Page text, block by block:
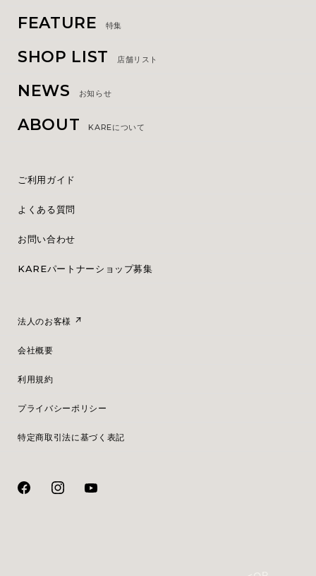
FEATURE 特集
SHOP LIST 店舗リスト
NEWS お知らせ
ABOUT KAREについて
ご利用ガイド
よくある質問
お問い合わせ
KAREパートナーショップ募集
法人のお客様
会社概要
利用規約
プライバシーポリシー
特定商取引法に基づく表記